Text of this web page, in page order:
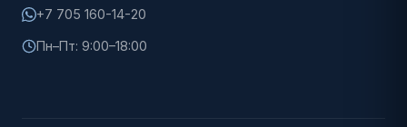
+7 705 160-14-20
Пн–Пт: 9:00–18:00